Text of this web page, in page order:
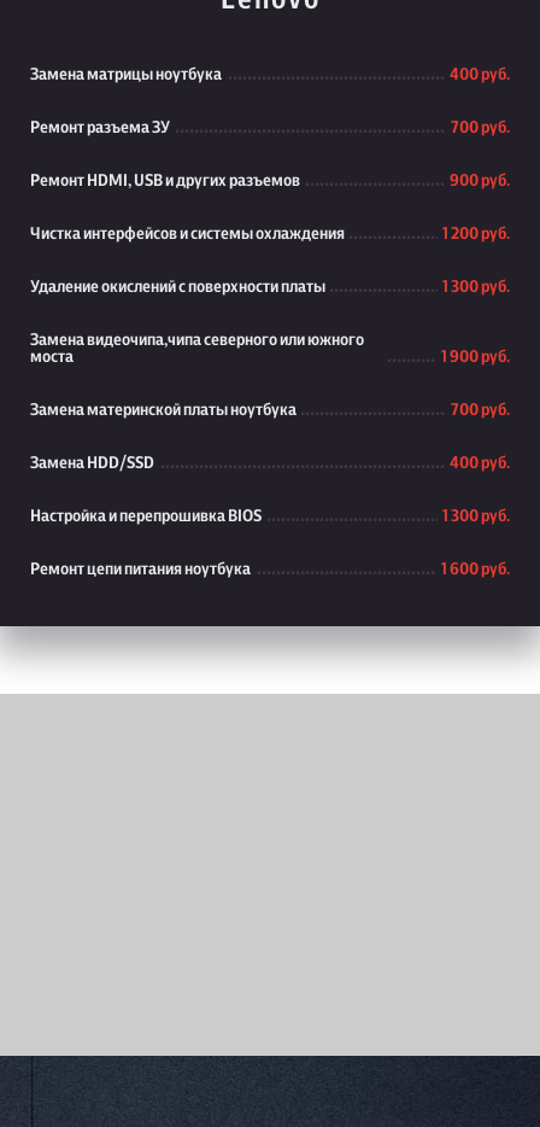
Замена матрицы ноутбука 400 руб.
Ремонт разъема ЗУ 700 руб.
Ремонт HDMI, USB и других разъемов 900 руб.
Чистка интерфейсов и системы охлаждения 1 200 руб.
Удаление окислений с поверхности платы 1 300 руб.
Замена видеочипа,чипа северного или южного
моста
1 900 руб.
Замена материнской платы ноутбука 700 руб.
Замена HDD/SSD 400 руб.
Настройка и перепрошивка BIOS 1 300 руб.
Ремонт цепи питания ноутбука 1 600 руб.